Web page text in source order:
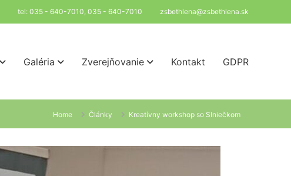
tel: 035 - 640-7010, 035 - 640-7010 zsbethlena@zsbethlena.sk
Galéria Zverejňovanie Kontakt GDPR
Home Články Kreatívny workshop so Slniečkom